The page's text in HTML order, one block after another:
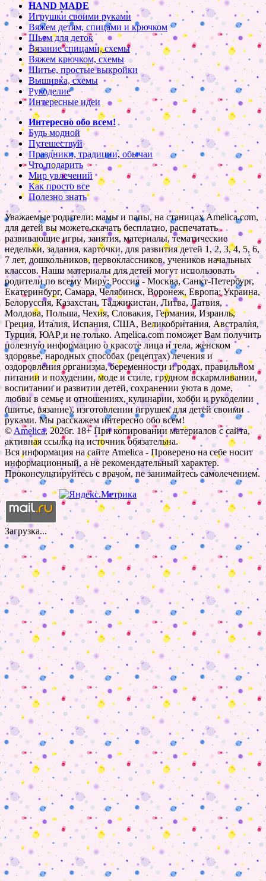
HAND MADE
Игрушки своими руками
Вяжем детям, спицами и крючком
Шьем для деток
Вязание спицами, схемы
Вяжем крючком, схемы
Шитье, простые выкройки
Вышивка, схемы
Рукоделие
Интересные идеи
Интересно обо всем!
Будь модной
Путешествуй
Праздники, традиции, обычаи
Что подарить
Мир увлечений
Как просто все
Полезно знать
Уважаемые родители: мамы и папы, на станицах Amelica.com,
для детей вы можете скачать бесплатно, распечатать
развивающие игры, занятия, материалы, тематические
недельки, задания, карточки, для развития детей 1, 2, 3, 4, 5, 6,
7 лет, дошкольников, первоклассников, учеников начальных
классов. Наши материалы для детей могут использовать
родители по всему Миру: Россия - Москва, Санкт-Петербург,
Екатеринбург, Самара, Челябинск, Воронеж, Европа: Украина,
Белоруссия, Казахстан, Таджикистан, Литва, Латвия,
Молдова, Польша, Чехия, Словакия, Германия, Израиль,
Греция, Италия, Испания, США, Великобритания, Австралия,
Турция, ЮАР и не только. Amelica.com поможет Вам получить
полезную информацию о красоте лица и тела, женском
здоровье, народных способах (рецептах) лечения и
оздоровления организма, беременности и родах, правильном
питании и похудении, моде и стиле, грудном вскармливании,
воспитании и развитии детей, сохранении уюта в доме,
любви в семье и отношениях, кулинарии, хобби и рукоделии
(шитье, вязание), изготовлении игрушек для детей своими
руками. Мы расскажем интересно обо всем!
© Amelica, 2026г. 18+ При копировании материалов с сайта,
активная ссылка на источник обязательна.
Вся информация на сайте Amelica - Проверено на себе носит
информационный, а не рекомендательный характер.
Проконсультируйтесь с врачом, не занимайтесь самолечением.
Загрузка...